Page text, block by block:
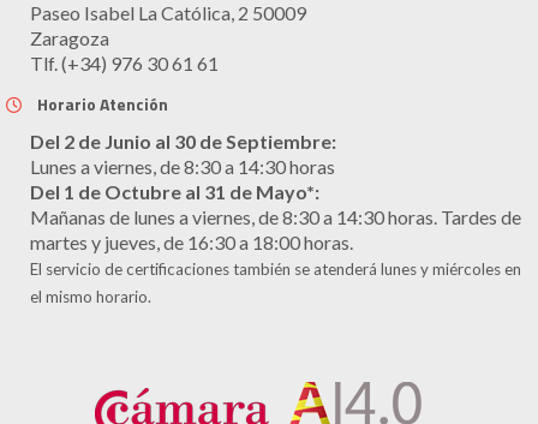
Paseo Isabel La Católica, 2 50009
Zaragoza
Tlf. (+34) 976 30 61 61
Horario Atención
Del 2 de Junio al 30 de Septiembre:
Lunes a viernes, de 8:30 a 14:30 horas
Del 1 de Octubre al 31 de Mayo*:
Mañanas de lunes a viernes, de 8:30 a 14:30 horas. Tardes de
martes y jueves, de 16:30 a 18:00 horas.
El servicio de certificaciones también se atenderá lunes y miércoles en
el mismo horario.